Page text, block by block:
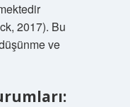
2017). Bu
ve